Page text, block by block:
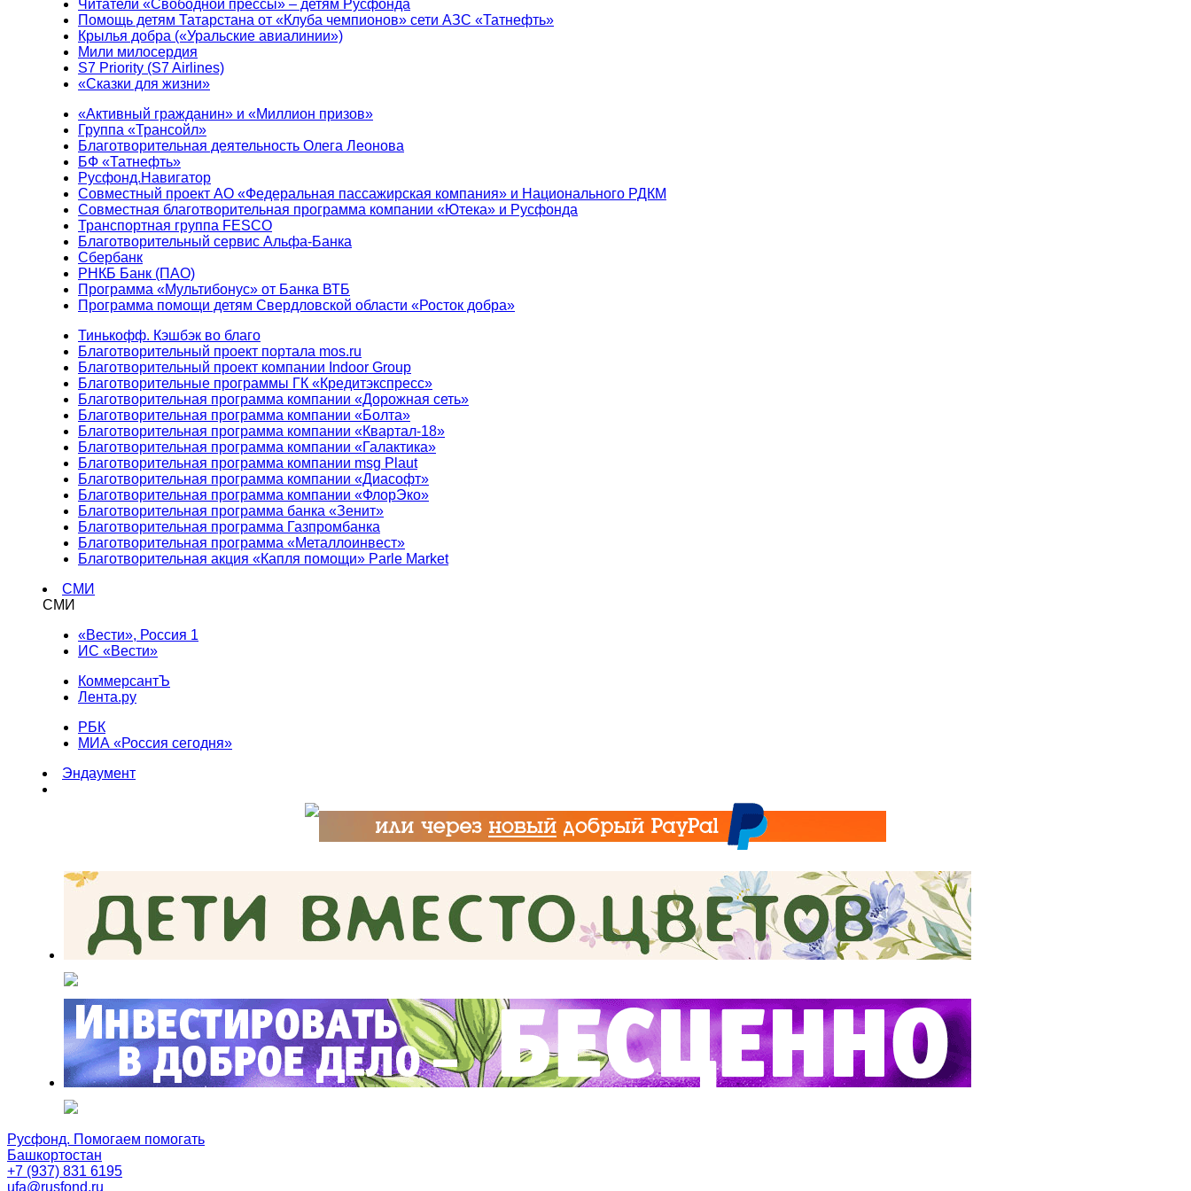
Читатели «Свободной прессы» – детям Русфонда
Помощь детям Татарстана от «Клуба чемпионов» сети АЗС «Татнефть»
Крылья добра («Уральские авиалинии»)
Мили милосердия
S7 Priority (S7 Airlines)
«Сказки для жизни»
«Активный гражданин» и «Миллион призов»
Группа «Трансойл»
Благотворительная деятельность Олега Леонова
БФ «Татнефть»
Русфонд.Навигатор
Совместный проект АО «Федеральная пассажирская компания» и Национального РДКМ
Совместная благотворительная программа компании «Ютека» и Русфонда
Транспортная группа FESCO
Благотворительный сервис Альфа-Банка
Сбербанк
РНКБ Банк (ПАО)
Программа «Мультибонус» от Банка ВТБ
Программа помощи детям Свердловской области «Росток добра»
Тинькофф. Кэшбэк во благо
Благотворительный проект портала mos.ru
Благотворительный проект компании Indoor Group
Благотворительные программы ГК «Кредитэкспресс»
Благотворительная программа компании «Дорожная сеть»
Благотворительная программа компании «Болта»
Благотворительная программа компании «Квартал-18»
Благотворительная программа компании «Галактика»
Благотворительная программа компании msg Plaut
Благотворительная программа компании «Диасофт»
Благотворительная программа компании «ФлорЭко»
Благотворительная программа банка «Зенит»
Благотворительная программа Газпромбанка
Благотворительная программа «Металлоинвест»
Благотворительная акция «Капля помощи» Parle Market
СМИ
СМИ
«Вести», Россия 1
ИС «Вести»
КоммерсантЪ
Лента.ру
РБК
МИА «Россия сегодня»
Эндаумент
Русфонд. Помогаем помогать
Башкортостан
+7 (937) 831 6195
ufa@rusfond.ru